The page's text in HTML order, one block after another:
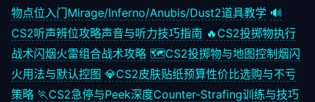
物点位入门Mirage/Inferno/Anubis/Dust2道具教学 🔊
CS2听声辨位攻略声音与听力技巧指南 🔥 CS2投掷物执行
战术闪烟火雷组合战术攻略 🗺️CS2投掷物与地图控制 烟闪
火用法与默认控图 💎CS2皮肤贴纸预算性价比选购与不亏
策略 🏃CS2急停与Peek深度Counter-Strafing训练与技巧